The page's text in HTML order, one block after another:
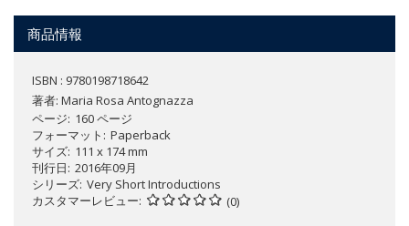
商品情報
ISBN : 9780198718642
著者: Maria Rosa Antognazza
ページ 160 ページ
フォーマット
Paperback
サイズ 111 x 174 mm
刊行日 2016年09月
シリーズ Very Short Introductions
カスタマーレビュー
(0)